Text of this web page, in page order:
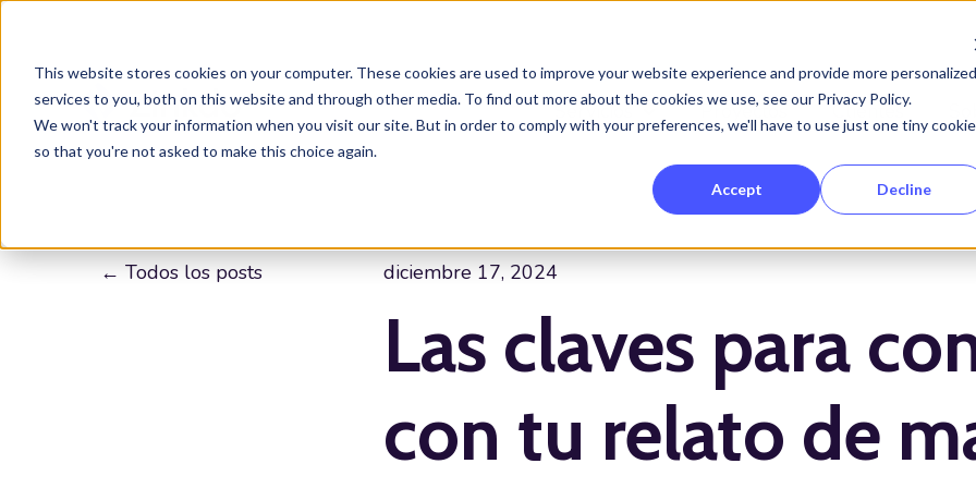
This website stores cookies on your computer. These cookies are used to improve your website experience and provide more personalized
services to you, both on this website and through other media. To find out more about the cookies we use, see our Privacy Policy.
We won't track your information when you visit our site. But in order to comply with your preferences, we'll have to use just one tiny cookie
so that you're not asked to make this choice again.
Accept Decline
ServiciosShow submenu for Servicios
Proyectos Clientes
Todos los posts diciembre 17, 2024
Las claves para
con tu relato de